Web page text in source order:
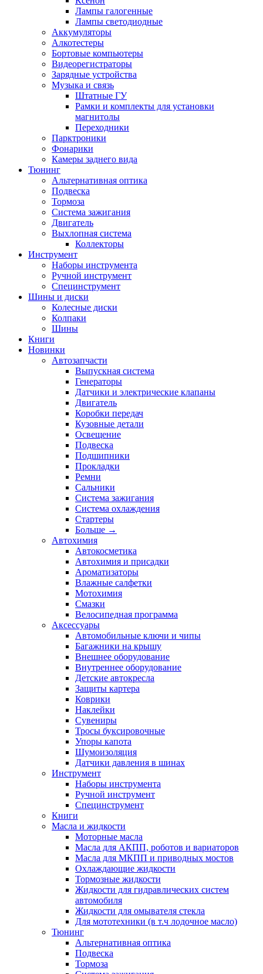
Лампы галогенные
Лампы светодиодные
Аккумуляторы
Алкотестеры
Бортовые компьютеры
Видеорегистраторы
Зарядные устройства
Музыка и связь
Штатные ГУ
Рамки и комплекты для установки
магнитолы
Переходники
Парктроники
Фонарики
Камеры заднего вида
Тюнинг
Альтернативная оптика
Подвеска
Тормоза
Система зажигания
Двигатель
Выхлопная система
Коллекторы
Инструмент
Наборы инструмента
Ручной инструмент
Специнструмент
Шины и диски
Колесные диски
Колпаки
Шины
Книги
Новинки
Автозапчасти
Выпускная система
Генераторы
Датчики и электрические клапаны
Двигатель
Коробки передач
Кузовные детали
Освещение
Подвеска
Подшипники
Прокладки
Ремни
Сальники
Система зажигания
Система охлаждения
Стартеры
Больше →
Автохимия
Автокосметика
Автохимия и присадки
Ароматизаторы
Влажные салфетки
Мотохимия
Смазки
Велосипедная программа
Аксессуары
Автомобильные ключи и чипы
Багажники на крышу
Внешнее оборудование
Внутреннее оборудование
Детские автокресла
Защиты картера
Коврики
Наклейки
Сувениры
Тросы буксировочные
Упоры капота
Шумоизоляция
Датчики давления в шинах
Инструмент
Наборы инструмента
Ручной инструмент
Специнструмент
Книги
Масла и жидкости
Моторные масла
Масла для АКПП, роботов и вариаторов
Масла для МКПП и приводных мостов
Охлаждающие жидкости
Тормозные жидкости
Жидкости для гидравлических систем
автомобиля
Жидкости для омывателя стекла
Для мототехники (в т.ч лодочное масло)
Тюнинг
Альтернативная оптика
Подвеска
Тормоза